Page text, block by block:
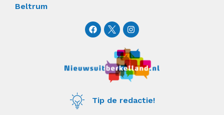
Beltrum
F
a
c
o
o
I
n
s
t
a
g
r
a
Tip de redactie!